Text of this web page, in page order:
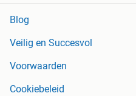
Blog
Veilig en Succesvol
Voorwaarden
Cookiebeleid